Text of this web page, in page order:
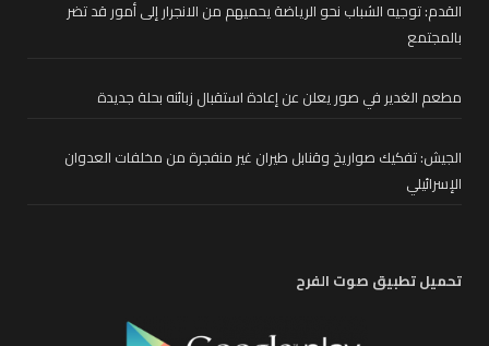
القدم: توجيه الشباب نحو الرياضة يحميهم من الانجرار إلى أمور قد تضر
بالمجتمع
مطعم الغدير في صور يعلن عن إعادة استقبال زبائنه بحلة جديدة
الجيش: تفكيك صواريخ وقنابل طيران غير منفجرة من مخلفات العدوان
الإسرائيلي
تحميل تطبيق صوت الفرح